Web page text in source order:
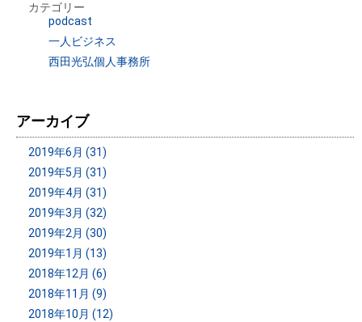
カテゴリー
podcast
一人ビジネス
西田光弘個人事務所
アーカイブ
2019年6月 (31)
2019年5月 (31)
2019年4月 (31)
2019年3月 (32)
2019年2月 (30)
2019年1月 (13)
2018年12月 (6)
2018年11月 (9)
2018年10月 (12)